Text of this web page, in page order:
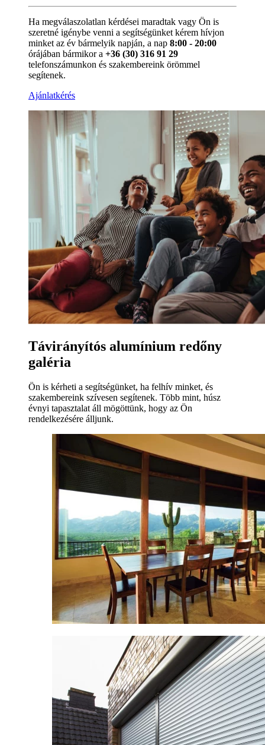
Ha megválaszolatlan kérdései maradtak vagy Ön is
szeretné igénybe venni a segítségünket kérem hívjon
minket az év bármelyik napján, a nap 8:00 - 20:00
órájában bármikor a +36 (30) 316 91 29
telefonszámunkon és szakembereink örömmel
segítenek.
Ajánlatkérés
Távirányítós alumínium redőny
galéria
Ön is kérheti a segítségünket, ha felhív minket, és
szakembereink szívesen segítenek. Több mint, húsz
évnyi tapasztalat áll mögöttünk, hogy az Ön
rendelkezésére álljunk.